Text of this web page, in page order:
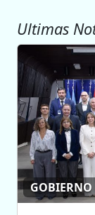
Ultimas
GOBIERNO